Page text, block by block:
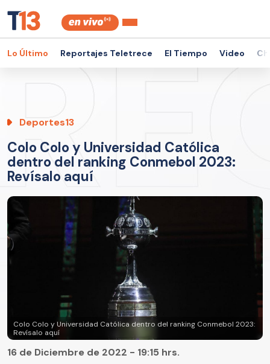
Lo Último Reportajes Teletrece El Tiempo Video
Deportes13
Colo Colo y Universidad Católica
dentro del ranking Conmebol 2023:
Revísalo aquí
Colo Colo y Universidad Católica dentro del ranking Conmebol 2023:
Revísalo aquí
16 de Diciembre de 2022 - 19:15 hrs.